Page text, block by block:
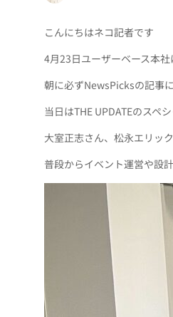
こんにちはネコ記者です
4月23日ユーザーベース本
朝に必ずNewsPicksの記事
当日はTHE UPDATEのスペ
大室正志さん、松永エリッ
普段からイベント運営や設